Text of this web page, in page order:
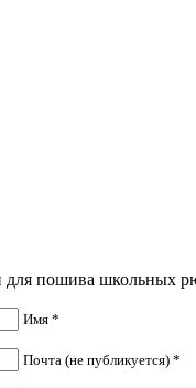
для пошива школьных
Имя *
Почта (не публикуется) *